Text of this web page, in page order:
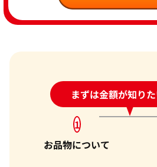
まずは金額が知りた
24時間受付中!問い合
1
お品物について